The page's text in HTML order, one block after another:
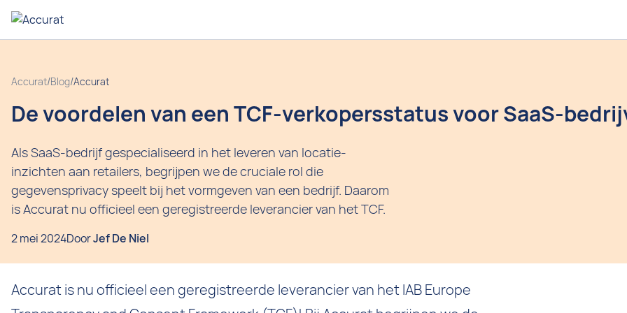
Accurat/Blog/Accurat
De voordelen van een TCF-verkopersstatus voor SaaS-
Als SaaS-bedrijf gespecialiseerd in het leveren van locatie-
inzichten aan retailers, begrijpen we de cruciale rol die
gegevensprivacy speelt bij het vormgeven van een bedrijf. Daarom
is Accurat nu officieel een geregistreerde leverancier van het TCF.
2 mei 2024DoorJef De Niel
Accurat is nu officieel een geregistreerde leverancier van het IAB Europe